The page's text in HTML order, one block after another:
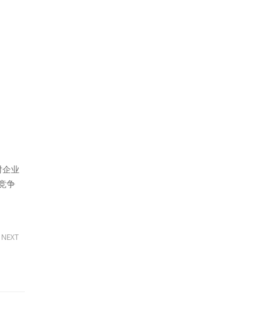
业
争
NEXT